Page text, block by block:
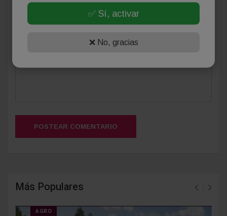
(Su email no será publicado)
POSTEAR COMENTARIO
Más Populares
AGRO
✅ Sí, activar
❌ No, gracias